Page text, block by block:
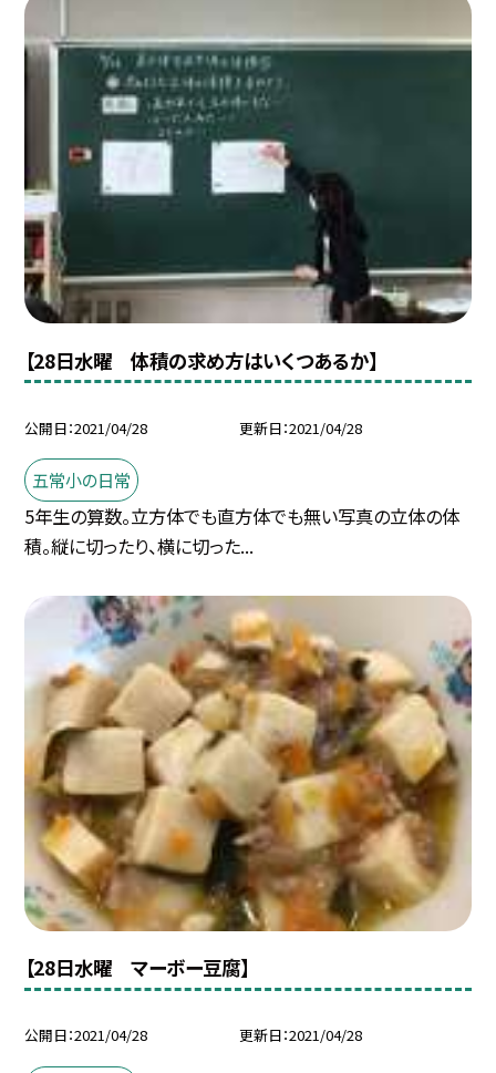
【28日水曜 体積の求め方はいくつあるか】
公開日 2021/04/28 更新日 2021/04/28
五常小の日常
5年生の算数。立方体でも直方体でも無い写真の立体の体
積。縦に切ったり、横に切った...
【28日水曜 マーボー豆腐】
公開日 2021/04/28 更新日 2021/04/28